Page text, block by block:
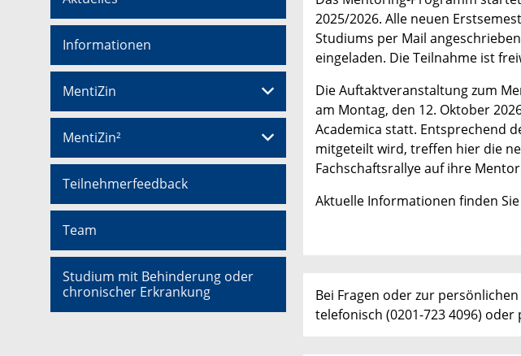
Informationen
MentiZin
MentiZin²
Teilnehmerfeedback
Team
Studium mit Behinderung oder
chronischer Erkrankung
2025/2026. Alle neuen
Studiums per Mail
eingeladen. Die Teilnahme ist
Die Auftaktveranstaltung zum
am Montag, den 12. Oktober
Academica statt. Entsprechend
mitgeteilt wird, treffen hier die
Fachschaftsrallye auf ihre
Aktuelle Informationen finden Sie
Bei Fragen oder zur
telefonisch (0201-723 4096) oder